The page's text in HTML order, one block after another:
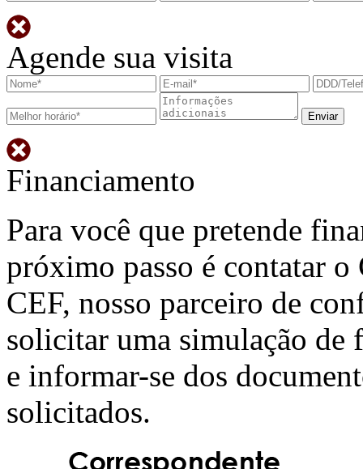
Agende sua visita
Financiamento
Para você que pretende
próximo passo é contatar o
CEF, nosso parceiro de
solicitar uma simulação de
e informar-se dos
solicitados.